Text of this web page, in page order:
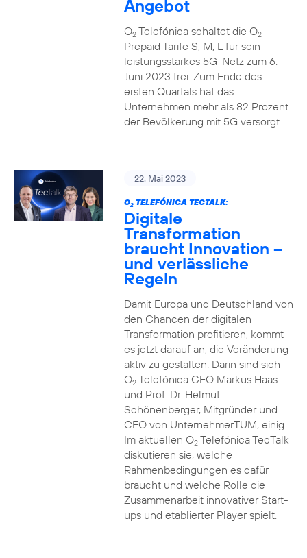
Angebot
O2Telefónica schaltet die O2
Prepaid Tarife S, M, L für sein
leistungsstarkes 5G-Netz zum 6.
Juni 2023 frei. Zum Ende des
ersten Quartals hat das
Unternehmen mehr als 82 Prozent
der Bevölkerung mit 5G versorgt.
22. Mai 2023
O2TELEFÓNICA TECTALK:
Digitale
Transformation
braucht Innovation –
und verlässliche
Regeln
Damit Europa und Deutschland von
den Chancen der digitalen
Transformation profitieren, kommt
es jetzt darauf an, die Veränderung
aktiv zu gestalten. Darin sind sich
O2Telefónica CEO Markus Haas
und Prof. Dr. Helmut
Schönenberger, Mitgründer und
CEO von UnternehmerTUM, einig.
Im aktuellen O2Telefónica TecTalk
diskutieren sie, welche
Rahmenbedingungen es dafür
braucht und welche Rolle die
Zusammenarbeit innovativer Start-
ups und etablierter Player spielt.